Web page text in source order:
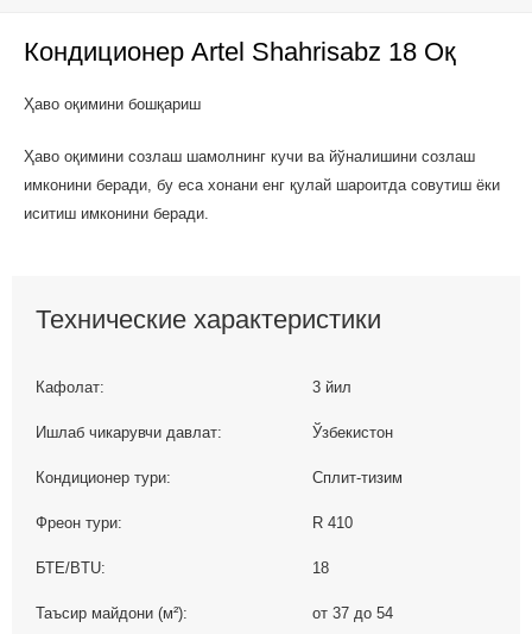
Кондиционер Artel Shahrisabz 18 Оқ
Ҳаво оқимини бошқариш
Ҳаво оқимини созлаш шамолнинг кучи ва йўналишини созлаш
имконини беради, бу еса хонани енг қулай шароитда совутиш ёки
иситиш имконини беради.
Технические характеристики
Кафолат: 3 йил
Ишлаб чикарувчи давлат: Ўзбекистон
Кондиционер тури: Сплит-тизим
Фреон тури: R 410
БТЕ/BTU: 18
Таъсир майдони (м²): от 37 до 54